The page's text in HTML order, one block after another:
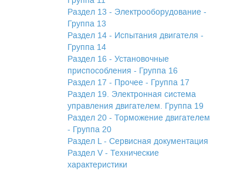
Раздел 13 - Электрооборудование -
Группа 13
Раздел 14 - Испытания двигателя -
Группа 14
Раздел 16 - Установочные
приспособления - Группа 16
Раздел 17 - Прочее - Группа 17
Раздел 19. Электронная система
управления двигателем. Группа 19
Раздел 20 - Торможение двигателем
- Группа 20
Раздел L - Сервисная документация
Раздел V - Технические
характеристики